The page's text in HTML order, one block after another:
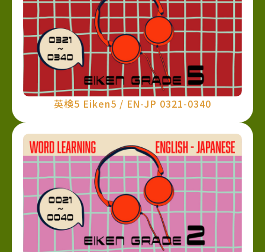
英検5 Eiken5 / EN-JP 0321-0340